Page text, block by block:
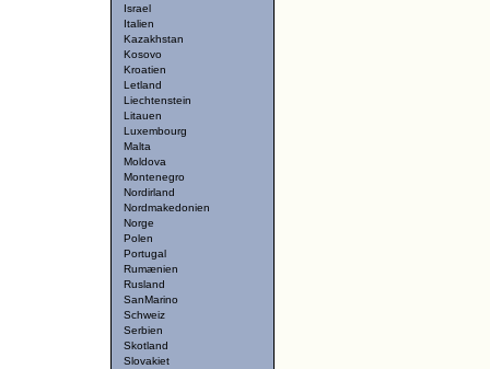
Israel
Italien
Kazakhstan
Kosovo
Kroatien
Letland
Liechtenstein
Litauen
Luxembourg
Malta
Moldova
Montenegro
Nordirland
Nordmakedonien
Norge
Polen
Portugal
Rumænien
Rusland
SanMarino
Schweiz
Serbien
Skotland
Slovakiet